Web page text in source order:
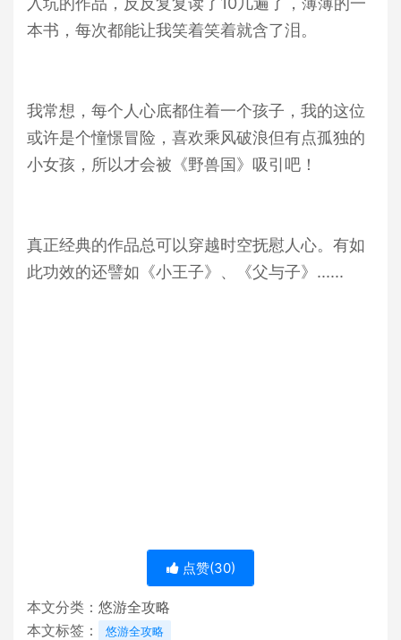
本书，每次都能让我笑着笑着就含了泪。
我常想，每个人心底都住着一个孩子，我的这位
或许是个憧憬冒险，喜欢乘风破浪但有点孤独的
小女孩，所以才会被《野兽国》吸引吧！
真正经典的作品总可以穿越时空抚慰人心。有如
此功效的还譬如《小王子》、《父与子》......
点赞(30)
本文分类： 悠游全攻略
本文标签：
悠游全攻略